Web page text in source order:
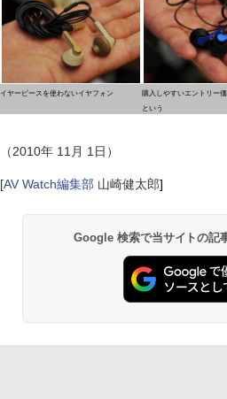
イヤーピースを使わないイヤフォン
購入しやすいエントリー
という
（2010年 11月 1日）
[AV Watch編集部 山崎健太郎]
Google 検索で当サイトの記